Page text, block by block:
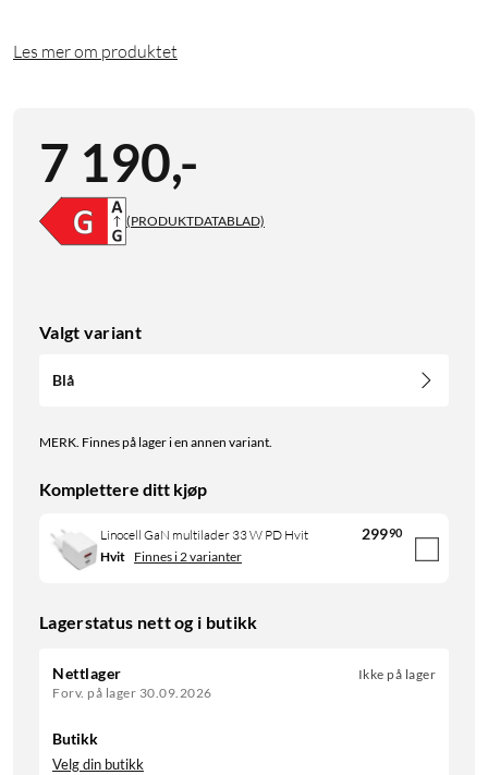
Les mer om produktet
7 190,-
(PRODUKTDATABLAD)
Valgt variant
Blå
MERK. Finnes på lager i en annen variant.
Komplettere ditt kjøp
Linocell GaN multilader 33 W PD Hvit 29990
Hvit Finnes i 2 varianter
Lagerstatus nett og i butikk
Nettlager
Forv. på lager 30.09.2026
Ikke på lager
Butikk
Velg din butikk